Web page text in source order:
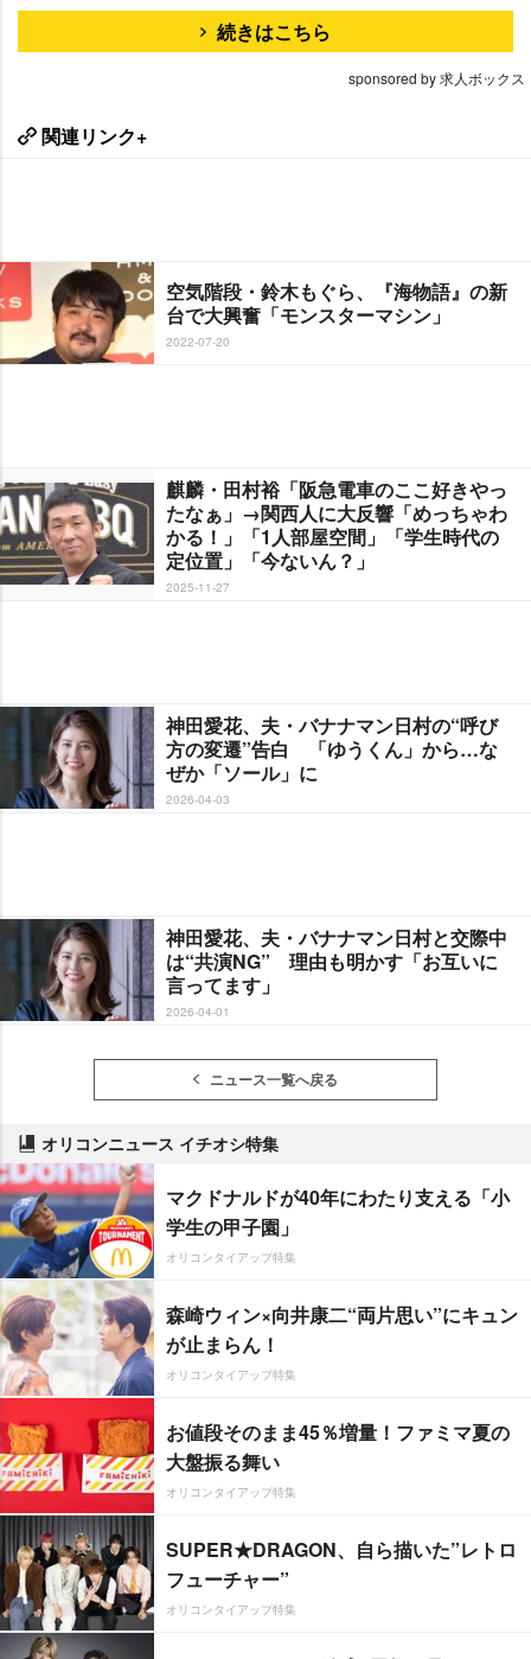
続きはこちら
sponsored by 求人ボックス
関連リンク+
空気階段・鈴木もぐら、『海物語』の新
台で大興奮「モンスターマシン」
2022-07-20
麒麟・田村裕「阪急電車のここ好きやっ
たなぁ」→関西人に大反響「めっちゃわ
かる！」「1人部屋空間」「学生時代の
定位置」「今ないん？」
2025-11-27
神田愛花、夫・バナナマン日村の“呼び
方の変遷”告白 「ゆうくん」から…な
ぜか「ソール」に
2026-04-03
神田愛花、夫・バナナマン日村と交際中
は“共演NG” 理由も明かす「お互いに
言ってます」
2026-04-01
ニュース一覧へ戻る
オリコンニュース イチオシ特集
マクドナルドが40年にわたり支える「小
学生の甲子園」
オリコンタイアップ特集
森崎ウィン×向井康二“両片思い”にキュン
が止まらん！
オリコンタイアップ特集
お値段そのまま45％増量！ファミマ夏の
大盤振る舞い
オリコンタイアップ特集
SUPER★DRAGON、自ら描いた”レトロ
フューチャー”
オリコンタイアップ特集